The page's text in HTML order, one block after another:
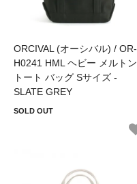
ORCIVAL (オーシバル) / OR-
H0241 HML ヘビー メルトン
トート バッグ Sサイズ -
SLATE GREY
SOLD OUT